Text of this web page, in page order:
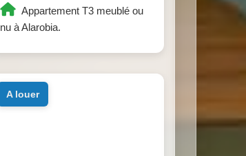
Appartement T3 meublé ou
nu à Alarobia.
a louer